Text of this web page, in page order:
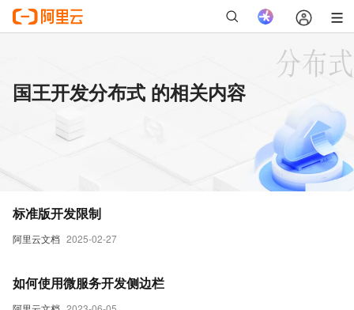
国王开发分布式 的相关内容
阿里云文档 2025-02-27
标准版开发限制
如何使用微服务开发侧边栏